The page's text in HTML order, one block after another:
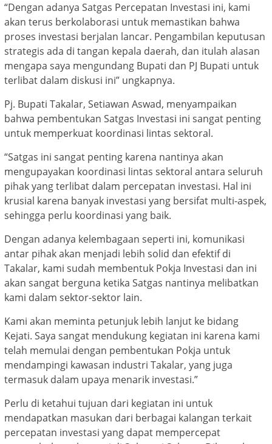
“Dengan adanya Satgas Percepatan Investasi ini, kami
akan terus berkolaborasi untuk memastikan bahwa
proses investasi berjalan lancar. Pengambilan keputusan
strategis ada di tangan kepala daerah, dan itulah alasan
mengapa saya mengundang Bupati dan PJ Bupati untuk
terlibat dalam diskusi ini” ungkapnya.
Pj. Bupati Takalar, Setiawan Aswad, menyampaikan
bahwa pembentukan Satgas Investasi ini sangat penting
untuk memperkuat koordinasi lintas sektoral.
“Satgas ini sangat penting karena nantinya akan
mengupayakan koordinasi lintas sektoral antara seluruh
pihak yang terlibat dalam percepatan investasi. Hal ini
krusial karena banyak investasi yang bersifat multi-aspek,
sehingga perlu koordinasi yang baik.
Dengan adanya kelembagaan seperti ini, komunikasi
antar pihak akan menjadi lebih solid dan efektif di
Takalar, kami sudah membentuk Pokja Investasi dan ini
akan sangat berguna ketika Satgas nantinya melibatkan
kami dalam sektor-sektor lain.
Kami akan meminta petunjuk lebih lanjut ke bidang
Kejati. Saya sangat mendukung kegiatan ini karena kami
telah memulai dengan pembentukan Pokja untuk
mendampingi kawasan industri Takalar, yang juga
termasuk dalam upaya menarik investasi.”
Perlu di ketahui tujuan dari kegiatan ini untuk
mendapatkan masukan dari berbagai kalangan terkait
percepatan investasi yang dapat mempercepat